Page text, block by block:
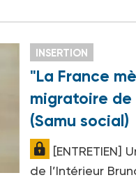
INSERTION
"La France
migratoire
(Samu social)
de l’Intérieur